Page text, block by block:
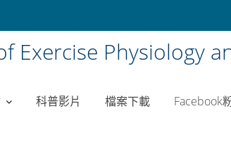
Exercise Physiology
科普影片 檔案下載 Facebook